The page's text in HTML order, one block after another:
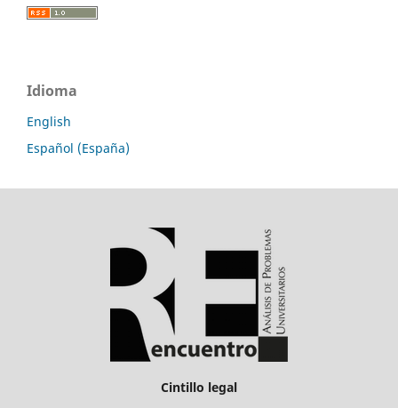
Idioma
English
Español (España)
Cintillo legal